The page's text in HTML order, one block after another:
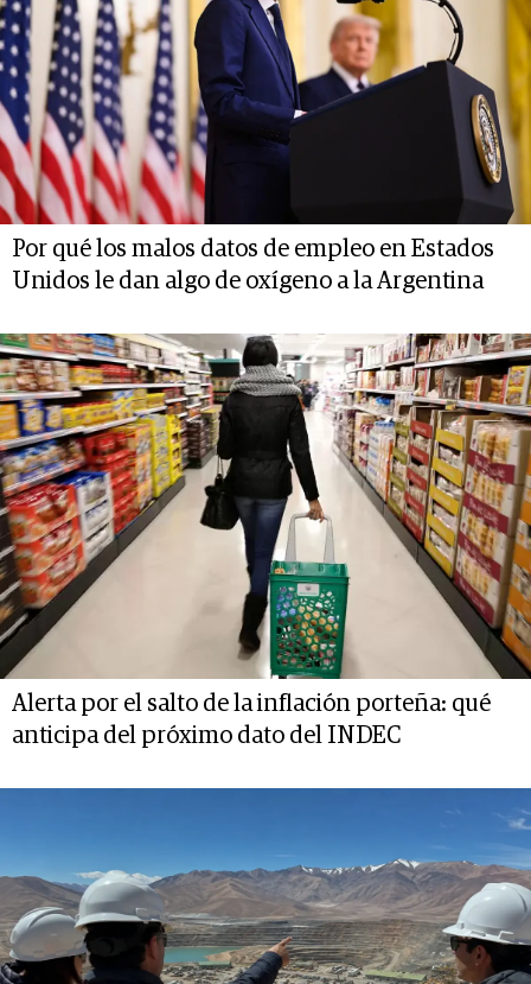
Por qué los malos datos de empleo en Estados
Unidos le dan algo de oxígeno a la Argentina
Alerta por el salto de la inflación porteña: qué
anticipa del próximo dato del INDEC